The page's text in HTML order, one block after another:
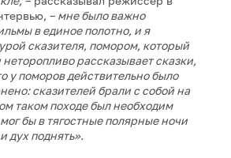
– мне было важно
в единое полотно, и я
сказителя, помором, который
рассказывает сказки,
у поморов действительно было
сказителей брали с собой на
таком походе был необходим
бы в тягостные полярные ночи
дух поднять».